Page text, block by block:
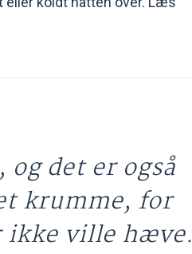
det er også
krumme, for
ikke ville hæve.